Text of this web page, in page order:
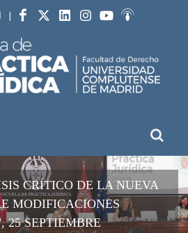
|
Facebook
CRÍTICO DE LA NUEVA
MODIFICACIONES
25 SEPTIEMBRE